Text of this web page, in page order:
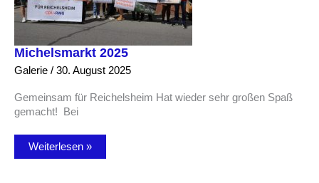
Michelsmarkt 2025
Galerie / 30. August 2025
Gemeinsam für Reichelsheim Hat wieder sehr großen Spaß
gemacht! Bei
Michelsmarkt
Weiterlesen »